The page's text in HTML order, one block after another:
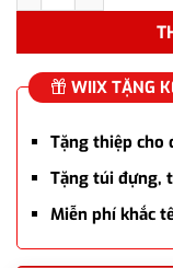
WIIX TẶNG
Tặng thiệp cho
Tặng túi đựng,
Miễn phí khắc